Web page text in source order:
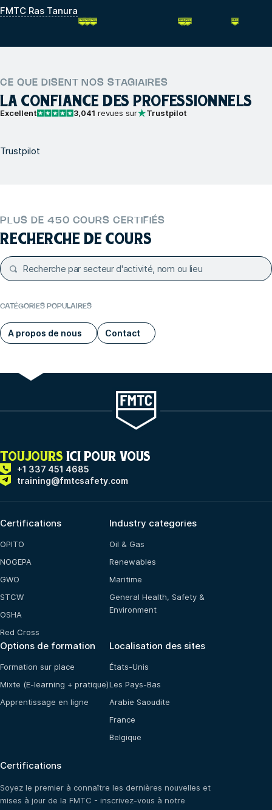
FMTC Ras Tanura
CE QUE DISENT NOS STAGIAIRES
LA CONFIANCE DES PROFESSIONNELS
Excellent 3,041 revues sur Trustpilot
Trustpilot
PLUS DE 450 COURS CERTIFIÉS
RECHERCHE DE COURS
CATÉGORIES POPULAIRES
A propos de nous Contact
TOUJOURS ICI POUR VOUS
+1 337 451 4685
training@fmtcsafety.com
Certifications
OPITO
NOGEPA
GWO
STCW
OSHA
Red Cross
Industry categories
Oil & Gas
Renewables
Maritime
General Health, Safety &
Environment
Options de formation
Formation sur place
Mixte (E-learning + pratique)
Apprentissage en ligne
Localisation des sites
États-Unis
Les Pays-Bas
Arabie Saoudite
France
Belgique
Certifications
Soyez le premier à connaître les dernières nouvelles et
mises à jour de la FMTC - inscrivez-vous à notre